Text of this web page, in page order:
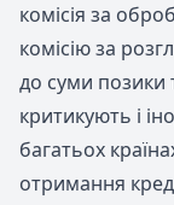
комісія за
комісію за
до суми позики
критикують і
багатьох
отримання